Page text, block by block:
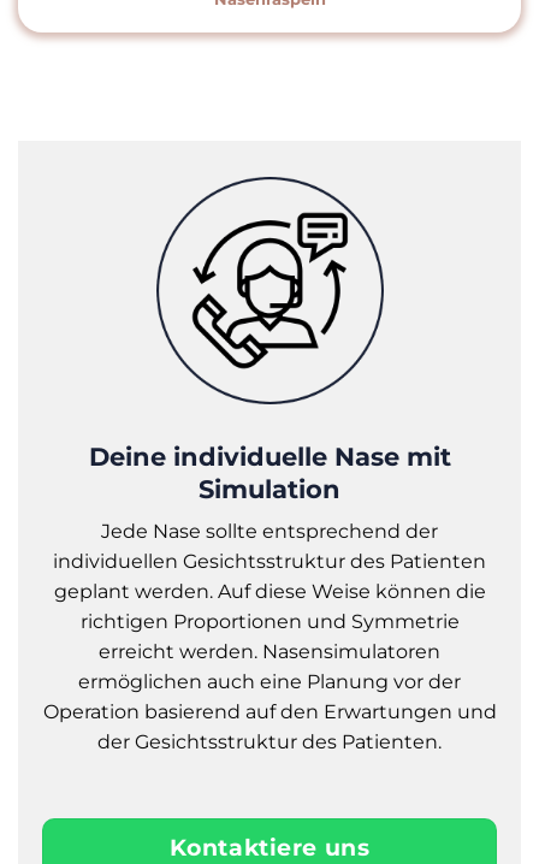
Deine individuelle Nase mit
Simulation
Jede Nase sollte entsprechend der
individuellen Gesichtsstruktur des Patienten
geplant werden. Auf diese Weise können die
richtigen Proportionen und Symmetrie
erreicht werden. Nasensimulatoren
ermöglichen auch eine Planung vor der
Operation basierend auf den Erwartungen und
der Gesichtsstruktur des Patienten.
Kontaktiere uns